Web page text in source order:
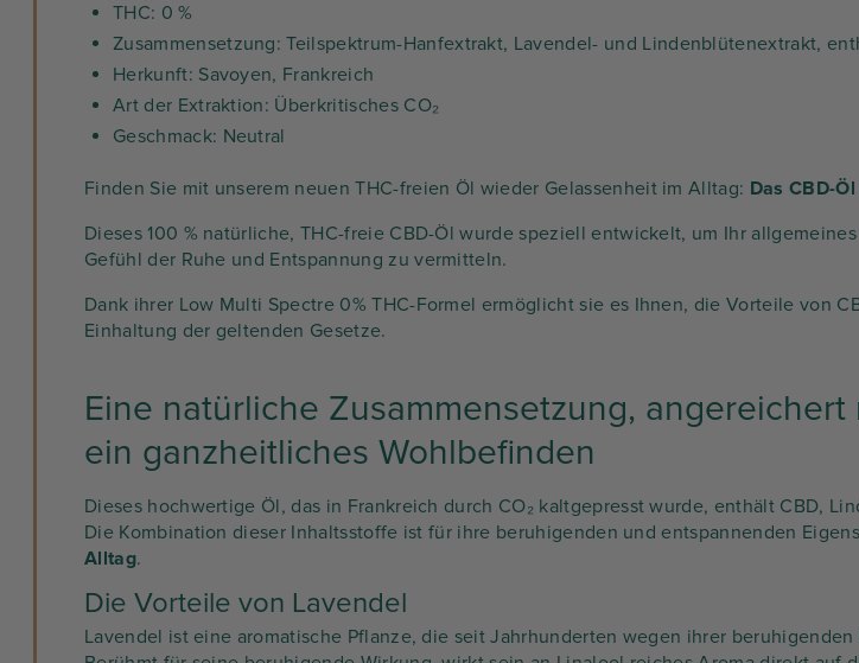
THC: 0 %
Zusammensetzung: Teilspektrum-Hanfextrakt, Lavendel- und Lindenblütenextrakt,
Herkunft: Savoyen, Frankreich
Art der Extraktion: Überkritisches CO₂
Geschmack: Neutral
Finden Sie mit unserem neuen THC-freien Öl wieder Gelassenheit im Alltag: Das CBD-
Dieses 100 % natürliche, THC-freie CBD-Öl wurde speziell entwickelt, um Ihr
Gefühl der Ruhe und Entspannung zu vermitteln.
Dank ihrer Low Multi Spectre 0% THC-Formel ermöglicht sie es Ihnen, die Vorteile von
Einhaltung der geltenden Gesetze.
Eine natürliche Zusammensetzung,
ein ganzheitliches Wohlbefinden
Dieses hochwertige Öl, das in Frankreich durch CO₂ kaltgepresst wurde, enthält CBD,
Die Kombination dieser Inhaltsstoffe ist für ihre beruhigenden und entspannenden
Alltag.
Die Vorteile von Lavendel
Lavendel ist eine aromatische Pflanze, die seit Jahrhunderten wegen ihrer